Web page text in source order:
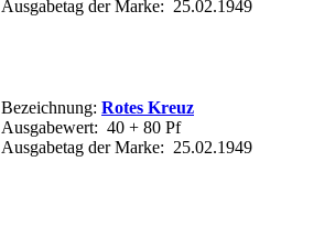
Ausgabetag der Marke: 25.02.1949
Bezeichnung: Rotes Kreuz
Ausgabewert: 40 + 80 Pf
Ausgabetag der Marke: 25.02.1949